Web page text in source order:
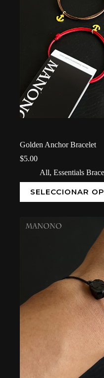
Golden Anchor Bracelet
$5.00
All, Essentials
SELECCIONAR